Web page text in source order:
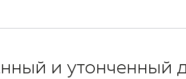
и утонченный